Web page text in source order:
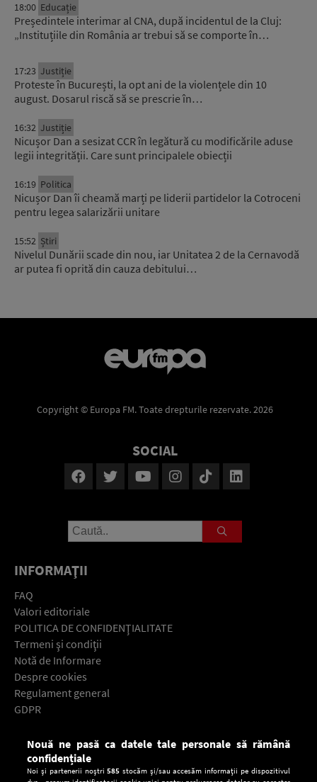
18:00 Educație
Președintele interimar al CNA, după incidentul de la Cluj:
„Instituțiile din România ar trebui să se comporte în…
17:23 Justiție
Proteste în București, la opt ani de la violențele din 10
august. Dosarul riscă să se prescrie în…
16:32 Justiție
Nicușor Dan a sesizat CCR în legătură cu modificările aduse
legii integrității. Care sunt principalele obiecții
16:19 Politica
Nicușor Dan îi cheamă marți pe liderii partidelor la Cotroceni
pentru legea salarizării unitare
15:52 Știri
Nivelul Dunării scade din nou, iar Unitatea 2 de la Cernavodă
ar putea fi oprită din cauza debitului…
Copyright © Europa FM. Toate drepturile rezervate. 2026
SOCIAL
INFORMAŢII
FAQ
Valori editoriale
POLITICA DE CONFIDENŢIALITATE
Termeni şi condiţii
Notă de Informare
Despre cookies
Regulament general
GDPR
Descarcă gratuit aplicaţia Europa FM pentru smartphone:
Nouă ne pasă ca datele tale personale să rămână
confidențiale
Noi și partenerii noștri585 stocăm și/sau accesăm informații pe dispozitivul